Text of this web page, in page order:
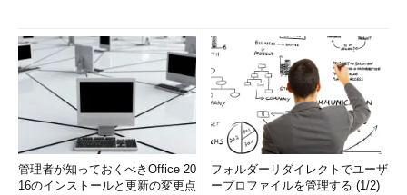
管理者が知っておくべきOffice 20
16のインストールと更新の変更点
フォルダーリダイレクトでユーザ
ープロファイルを管理する (1/2)